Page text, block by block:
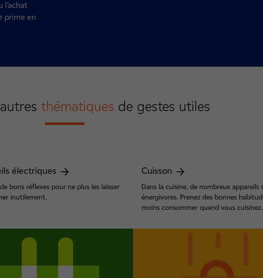
prime en
thématiques de gestes utiles
électriques
bons réflexes pour ne plus les laisser
inutilement.
Cuisson
Dans la cuisine, de nombreux appareils
énergivores. Prenez des bonnes
moins consommer quand vous cuisinez.